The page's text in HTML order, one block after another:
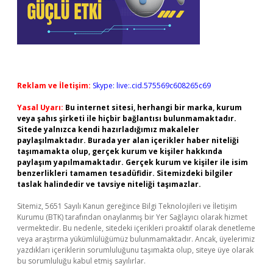
Reklam ve İletişim: Skype: live:.cid.575569c608265c69
Yasal Uyarı: Bu internet sitesi, herhangi bir marka, kurum
veya şahıs şirketi ile hiçbir bağlantısı bulunmamaktadır.
Sitede yalnızca kendi hazırladığımız makaleler
paylaşılmaktadır. Burada yer alan içerikler haber niteliği
taşımamakta olup, gerçek kurum ve kişiler hakkında
paylaşım yapılmamaktadır. Gerçek kurum ve kişiler ile isim
benzerlikleri tamamen tesadüfidir. Sitemizdeki bilgiler
taslak halindedir ve tavsiye niteliği taşımazlar.
Sitemiz, 5651 Sayılı Kanun gereğince Bilgi Teknolojileri ve İletişim
Kurumu (BTK) tarafından onaylanmış bir Yer Sağlayıcı olarak hizmet
vermektedir. Bu nedenle, sitedeki içerikleri proaktif olarak denetleme
veya araştırma yükümlülüğümüz bulunmamaktadır. Ancak, üyelerimiz
yazdıkları içeriklerin sorumluluğunu taşımakta olup, siteye üye olarak
bu sorumluluğu kabul etmiş sayılırlar.